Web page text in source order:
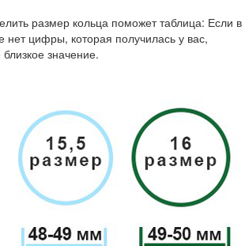
размер кольца поможет таблица: Если в
нет цифры, которая получилась у вас,
значение.